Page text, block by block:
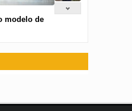
modelo de